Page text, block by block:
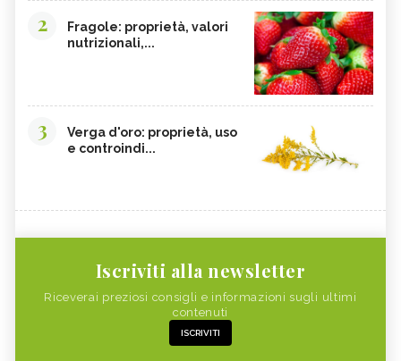
2
Fragole: proprietà, valori
nutrizionali,...
3
Verga d'oro: proprietà, uso
e controindi...
Iscriviti alla newsletter
Riceverai preziosi consigli e informazioni sugli ultimi
contenuti
ISCRIVITI